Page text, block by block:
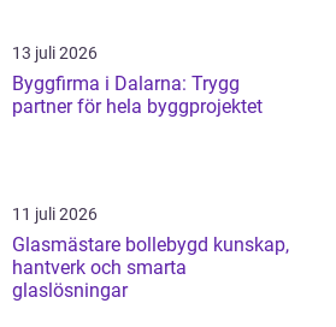
13 juli 2026
Byggfirma i Dalarna: Trygg
partner för hela byggprojektet
11 juli 2026
Glasmästare bollebygd kunskap,
hantverk och smarta
glaslösningar